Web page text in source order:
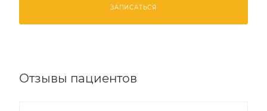
ЗАПИСАТЬСЯ
Отзывы пациентов